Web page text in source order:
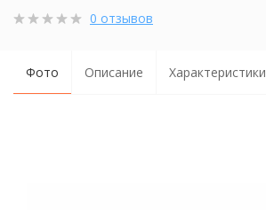
0 отзывов
Фото Описание Характеристики